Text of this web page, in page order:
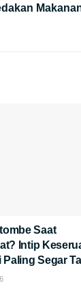
Saat
Intip
Paling Segar